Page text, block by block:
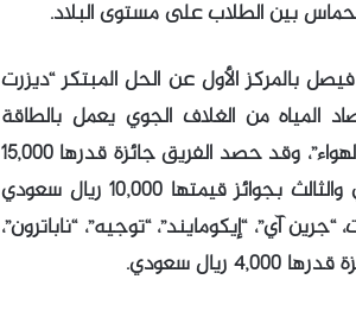
بين الطلاب على مستوى البلاد.
بالمركز الأول عن الحل المبتكر “ديزرت
من الغلاف الجوي يعمل بالطاقة
الشمسية لدعم الزراعة المستدامة. يستخلص هذا الابتكار “الحياة من الهواء”، وقد حصد الفريق جائزة قدرها 15,000
ريال سعودي. فيما حصل فريقا “تفاحة” و”راوي” على المركزين الثاني والثالث بجوائز قيمتها 10,000 ريال سعودي
“جرين آي”، “إيكومايند”، “توجيه”، “ناباترون”،
سعودي.